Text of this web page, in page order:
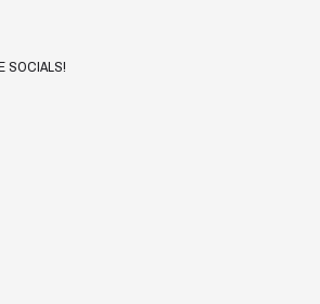
SOCIALS!